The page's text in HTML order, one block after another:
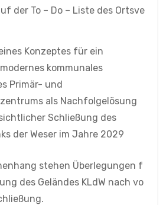
der To – Do – Liste des Ortsve
Konzeptes für ein
kommunales
Primär- und
als Nachfolgelösung
Schließung des
der Weser im Jahre 2029
stehen Überlegungen f
des Geländes KLdW nach vo